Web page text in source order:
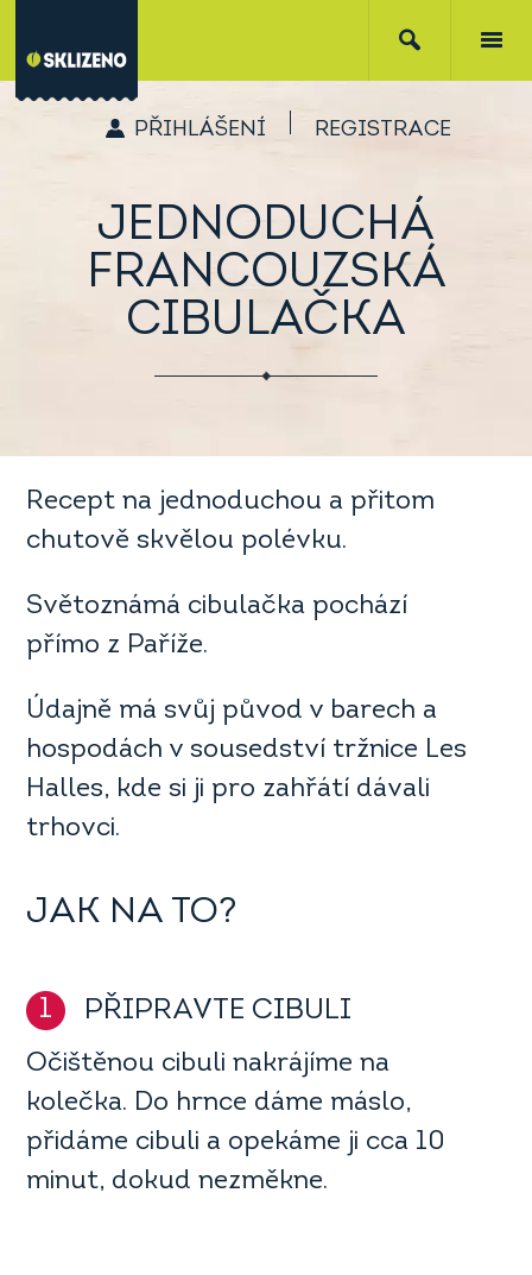
PŘIHLÁŠENÍ REGISTRACE
JEDNODUCHÁ
FRANCOUZSKÁ
CIBULAČKA
Recept na jednoduchou a přitom
chutově skvělou polévku.
Světoznámá cibulačka pochází
přímo z Paříže.
Údajně má svůj původ v barech a
hospodách v sousedství tržnice Les
Halles, kde si ji pro zahřátí dávali
trhovci.
JAK NA TO?
1 PŘIPRAVTE CIBULI
Očištěnou cibuli nakrájíme na
kolečka. Do hrnce dáme máslo,
přidáme cibuli a opekáme ji cca 10
minut, dokud nezměkne.